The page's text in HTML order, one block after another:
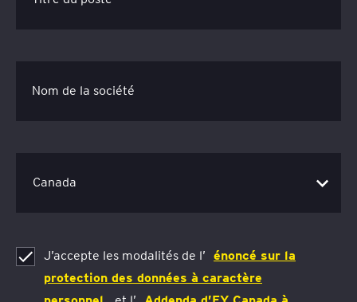
Nom de la société
J’accepte les modalités de l’ énoncé sur la
protection des données à caractère